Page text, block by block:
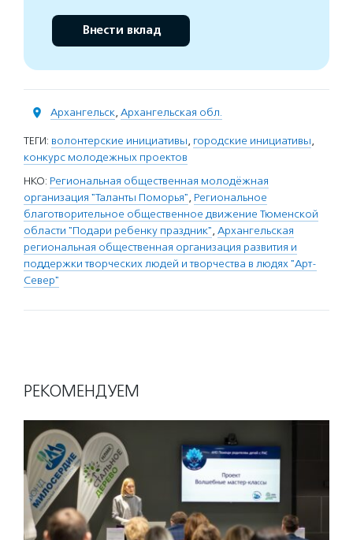
Внести вклад
Архангельск, Архангельская обл.
ТЕГИ: волонтерские инициативы, городские инициативы,
конкурс молодежных проектов
НКО: Региональная общественная молодёжная
организация "Таланты Поморья", Региональное
благотворительное общественное движение Тюменской
области "Подари ребенку праздник", Архангельская
региональная общественная организация развития и
поддержки творческих людей и творчества в людях "Арт-
Север"
РЕКОМЕНДУЕМ